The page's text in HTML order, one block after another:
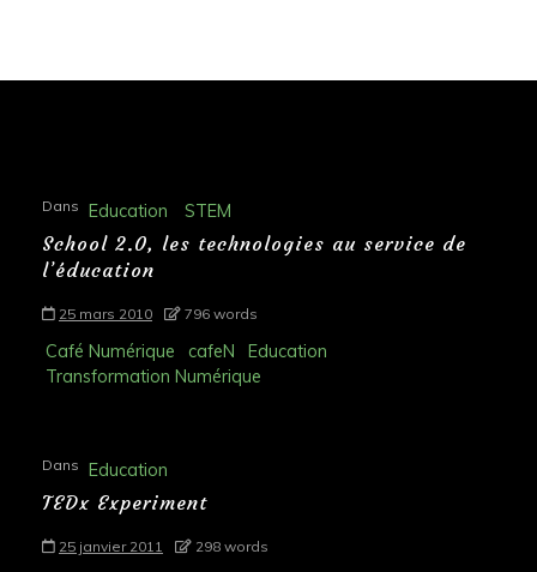
Dans Education STEM
School 2.0, les technologies au service de
l’éducation
25 mars 2010 796 words
Café Numérique cafeN
Education
Transformation Numérique
Dans Education
TEDx Experiment
25 janvier 2011 298 words